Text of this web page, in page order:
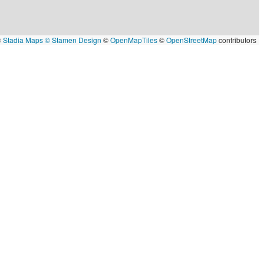
Stadia Maps© Stamen Design ©OpenMapTiles©OpenStreetMapcontributors